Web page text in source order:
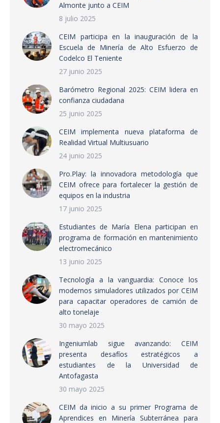
Almonte junto a CEIM
8 julio 2025
CEIM participa en la inauguración de la
Escuela de Minería de Alto Esfuerzo de
Codelco El Teniente
27 junio 2025
Barómetro Regional 2025: CEIM lidera en
confianza ciudadana
25 junio 2025
CEIM implementa nueva plataforma de
Realidad Virtual Multiusuario
24 junio 2025
Pro.Play: la innovadora metodología que
CEIM ofrece para fortalecer la gestión de
equipos en la industria
17 junio 2025
Estudiantes de María Elena participan en
programa de formación en mantenimiento
electromecánico
13 junio 2025
Tecnología a la vanguardia: Conoce los
modernos simuladores utilizados por CEIM
para capacitar operadores de camión de
alto tonelaje
30 mayo 2025
Ingeniumlab sigue avanzando: CEIM
presenta desafíos estratégicos a
estudiantes de la Universidad de
Antofagasta
30 mayo 2025
CEIM da inicio a su primer Programa de
Aprendices en Minería Subterránea para